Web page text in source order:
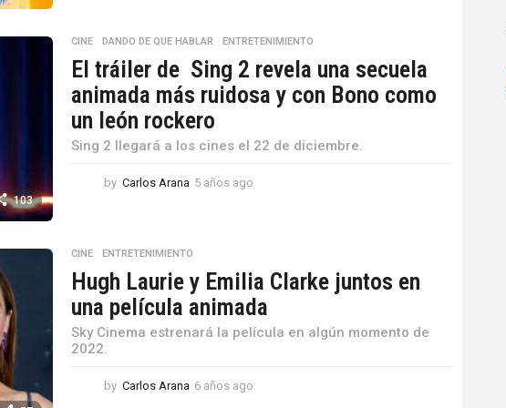
o
a
g
103
CINE ,DANDO DE QUE HABLAR ,ENTRETENIMIENTO
El tráiler de Sing 2 revela una secuela
animada más ruidosa y con Bono como
un león rockero
Sing 2 llegará a los cines el 22 de diciembre.
by Carlos Arana 5 años ago
g
o
CINE ,ENTRETENIMIENTO
Hugh Laurie y Emilia Clarke juntos en
una película animada
Sky Cinema estrenará la película en algún momento de
2022.
by Carlos Arana 6 años ago